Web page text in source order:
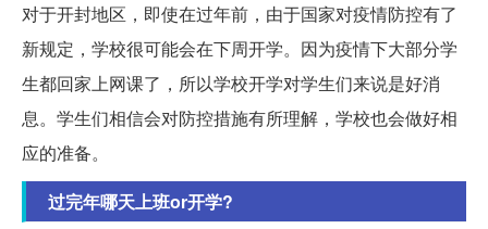
对于开封地区，即使在过年前，由于国家对疫情防控有了
新规定，学校很可能会在下周开学。因为疫情下大部分学
生都回家上网课了，所以学校开学对学生们来说是好消
息。学生们相信会对防控措施有所理解，学校也会做好相
应的准备。
过完年哪天上班or开学?